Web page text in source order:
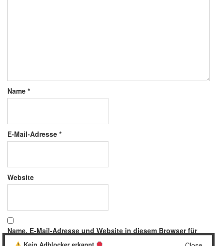
Name *
E-Mail-Adresse *
Website
Name, E-Mail-Adresse und Website in diesem Browser für
meinen nächsten Kommentar speichern.